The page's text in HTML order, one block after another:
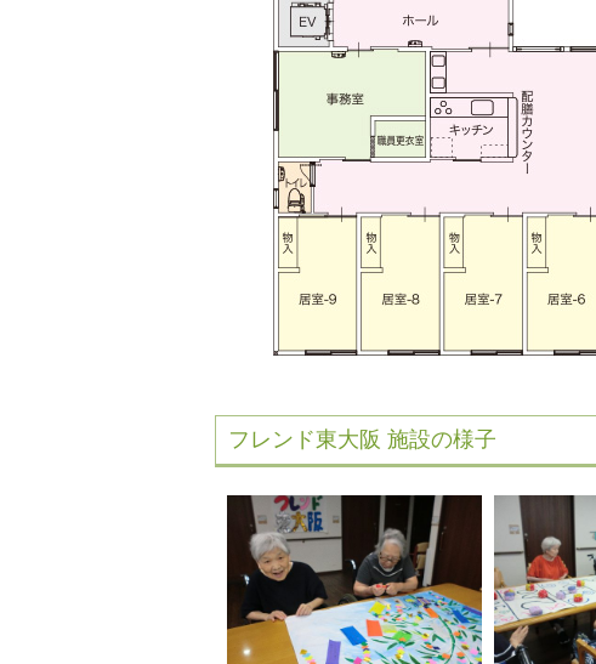
フレンド東大阪 施設の様子